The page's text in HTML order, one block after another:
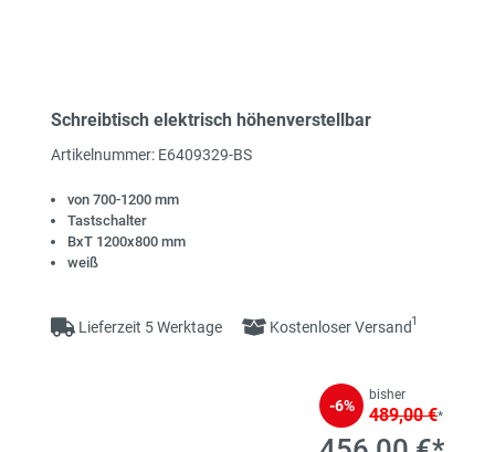
Schreibtisch elektrisch höhenverstellbar
Artikelnummer: E6409329-BS
von 700-1200 mm
Tastschalter
BxT 1200x800 mm
weiß
Lieferzeit 5 Werktage Kostenloser Versand1
-6%
bisher
489,00 €*